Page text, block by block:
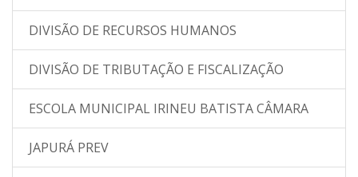
DIVISÃO DE RECURSOS HUMANOS
DIVISÃO DE TRIBUTAÇÃO E FISCALIZAÇÃO
ESCOLA MUNICIPAL IRINEU BATISTA CÂMARA
JAPURÁ PREV